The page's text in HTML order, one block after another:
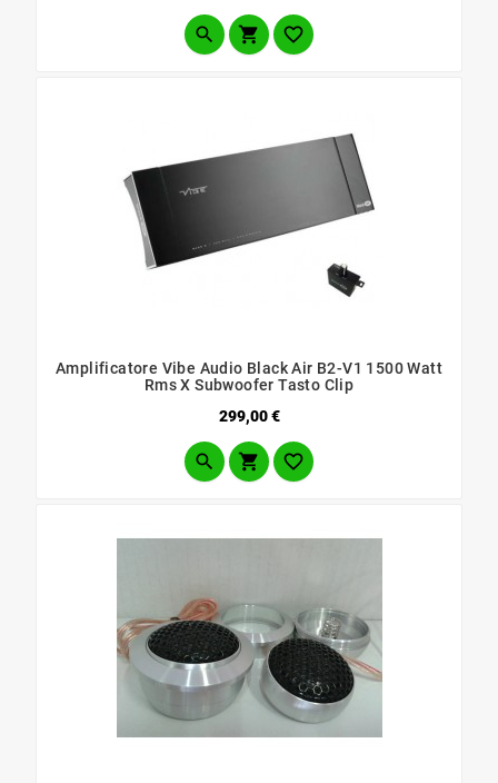
  
Amplificatore Vibe Audio Black Air B2-V1 1500 Watt
Rms X Subwoofer Tasto Clip
299,00 €Prezzo
  